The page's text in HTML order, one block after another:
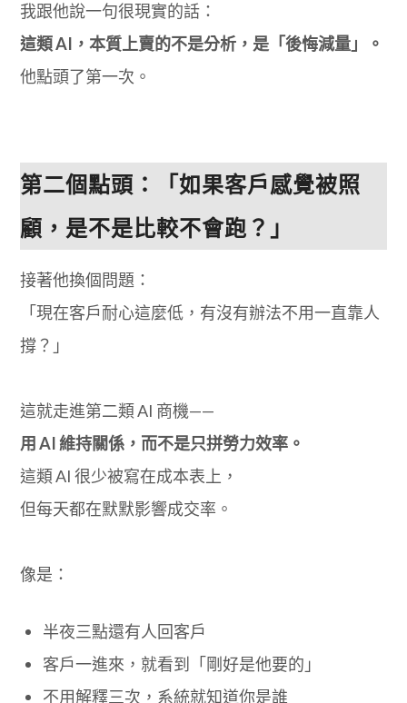
我跟他說一句很現實的話：
這類 AI，本質上賣的不是分析，是「後悔減量」。
他點頭了第一次。
第二個點頭：「如果客戶感覺被照
顧，是不是比較不會跑？」
接著他換個問題：
「現在客戶耐心這麼低，有沒有辦法不用一直靠人
撐？」
這就走進第二類 AI 商機——
用 AI 維持關係，而不是只拼勞力效率。
這類 AI 很少被寫在成本表上，
但每天都在默默影響成交率。
像是：
半夜三點還有人回客戶
客戶一進來，就看到「剛好是他要的」
不用解釋三次，系統就知道你是誰